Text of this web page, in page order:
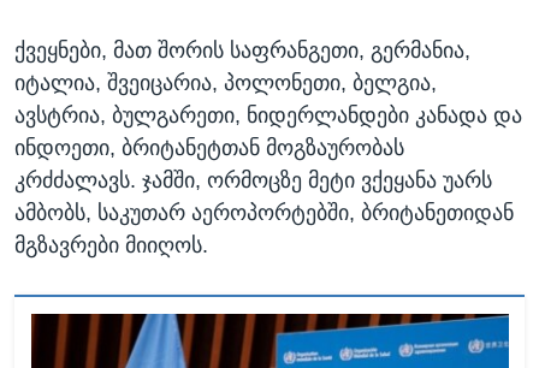
ქვეყნები, მათ შორის საფრანგეთი, გერმანია,
იტალია, შვეიცარია, პოლონეთი, ბელგია,
ავსტრია, ბულგარეთი, ნიდერლანდები კანადა და
ინდოეთი, ბრიტანეტთან მოგზაურობას
კრძძალავს. ჯამში, ორმოცზე მეტი ვქეყანა უარს
ამბობს, საკუთარ აეროპორტებში, ბრიტანეთიდან
მგზავრები მიიღოს.